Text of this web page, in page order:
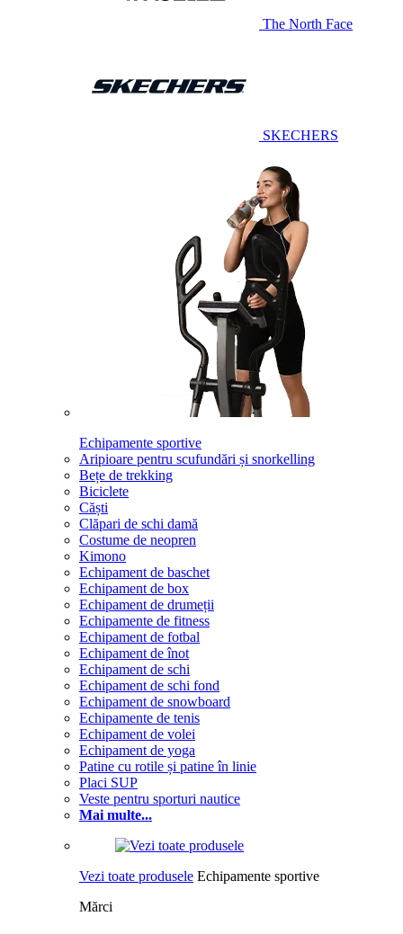
The North Face
SKECHERS
Echipamente sportive
Aripioare pentru scufundări și snorkelling
Bețe de trekking
Biciclete
Căști
Clăpari de schi damă
Costume de neopren
Kimono
Echipament de baschet
Echipament de box
Echipament de drumeții
Echipamente de fitness
Echipament de fotbal
Echipament de înot
Echipament de schi
Echipament de schi fond
Echipament de snowboard
Echipamente de tenis
Echipament de volei
Echipament de yoga
Patine cu rotile și patine în linie
Placi SUP
Veste pentru sporturi nautice
Mai multe...
Vezi toate produsele Echipamente sportive
Mărci